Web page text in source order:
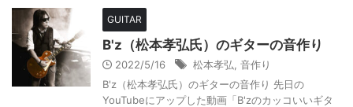
GUITAR
B'z（松本孝弘氏）のギターの音作り
2022/5/16 松本孝弘 音作り
B'z（松本孝弘氏）のギターの音作り 先日の
YouTubeにアップした動画「B'zのカッコいいギタ